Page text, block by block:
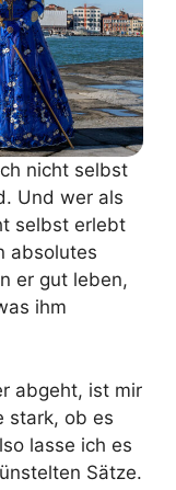
nicht selbst
Und wer als
selbst erlebt
absolutes
er gut leben,
ihm
abgeht, ist mir
stark, ob es
lasse ich es
Sätze.